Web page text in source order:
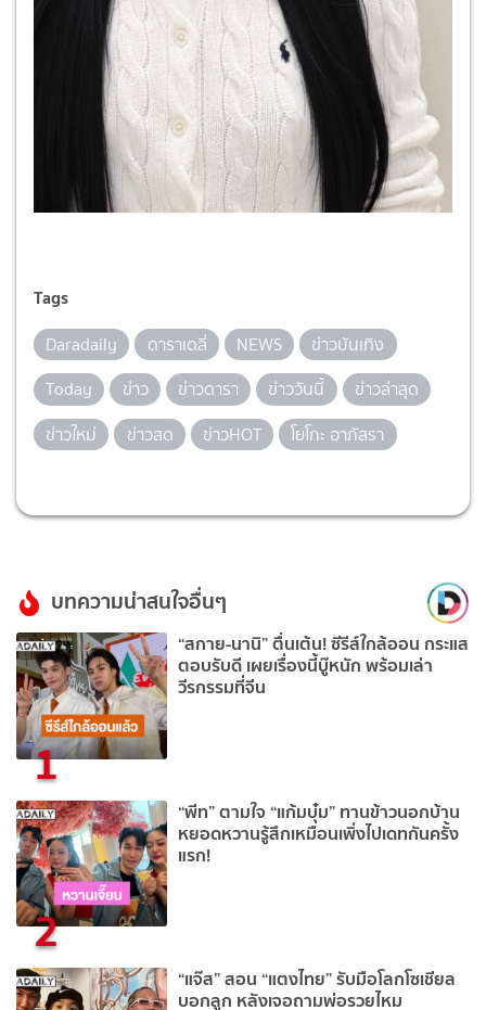
Tags
Daradaily ดาราเดลี่ NEWS
ข่าวบันเทิง
Today
ข่าว ข่าวดารา ข่าววันนี้
ข่าวล่าสุด
ข่าวใหม่
ข่าวสด ข่าวHOT โยโกะ อาภัสรา
บทความน่าสนใจอื่นๆ
1
“สกาย-นานิ” ตื่นเต้น! ซีรีส์ใกล้ออน กระแส
ตอบรับดี เผยเรื่องนี้บู๊หนัก พร้อมเล่า
วีรกรรมที่จีน
2
“พีท” ตามใจ “แก้มบุ๋ม” ทานข้าวนอกบ้าน
หยอดหวานรู้สึกเหมือนเพิ่งไปเดทกันครั้ง
แรก!
“แจ๊ส” สอน “แตงไทย” รับมือโลกโซเชียล
บอกลูก หลังเจอถามพ่อรวยไหม